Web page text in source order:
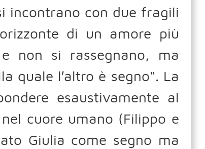
incontrano con due fragili
di un amore più
non si rassegnano, ma
quale l′altro è segno". La
esaustivamente al
cuore umano (Filippo e
Giulia come segno ma